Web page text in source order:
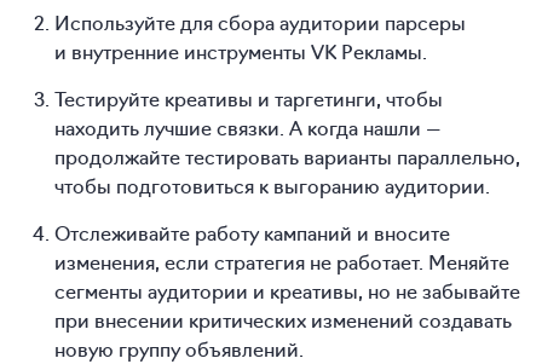
Используйте для сбора аудитории парсеры
и внутренние инструменты VK Рекламы.
Тестируйте креативы и таргетинги, чтобы
находить лучшие связки. А когда нашли —
продолжайте тестировать варианты параллельно,
чтобы подготовиться к выгоранию аудитории.
Отслеживайте работу кампаний и вносите
изменения, если стратегия не работает. Меняйте
сегменты аудитории и креативы, но не забывайте
при внесении критических изменений создавать
новую группу объявлений.